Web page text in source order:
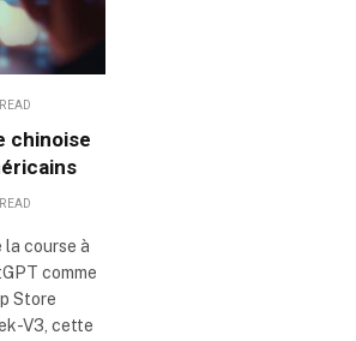
chinoise
la course à
comme
Store
V3, cette